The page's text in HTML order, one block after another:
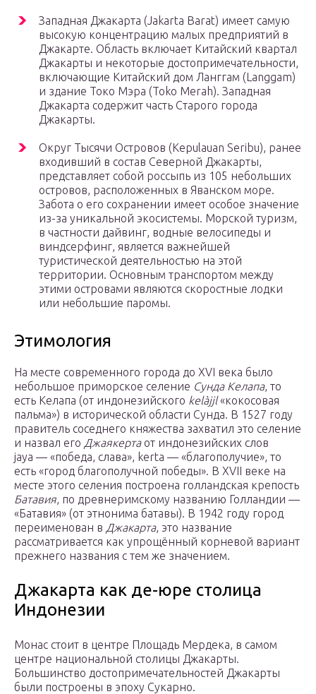
Западная Джакарта (Jakarta Barat) имеет самую
высокую концентрацию малых предприятий в
Джакарте. Область включает Китайский квартал
Джакарты и некоторые достопримечательности,
включающие Китайский дом Ланггам (Langgam)
и здание Токо Мэра (Toko Merah). Западная
Джакарта содержит часть Старого города
Джакарты.
Округ Тысячи Островов (Kepulauan Seribu), ранее
входивший в состав Северной Джакарты,
представляет собой россыпь из 105 небольших
островов, расположенных в Яванском море.
Забота о его сохранении имеет особое значение
из-за уникальной экосистемы. Морской туризм,
в частности дайвинг, водные велосипеды и
виндсерфинг, является важнейшей
туристической деятельностью на этой
территории. Основным транспортом между
этими островами являются скоростные лодки
или небольшие паромы.
Этимология
На месте современного города до XVI века было
небольшое приморское селение Сунда Келапа, то
есть Келапа (от индонезийского kelàjjl«кокосовая
пальма») в исторической области Сунда. В 1527 году
правитель соседнего княжества захватил это селение
и назвал его Джаякертаот индонезийских слов
jaya — «победа, слава», kerta — «благополучие», то
есть «город благополучной победы». В XVII веке на
месте этого селения построена голландская крепость
Батавия, по древнеримскому названию Голландии —
«Батавия» (от этнонима батавы). В 1942 году город
переименован в Джакарта, это название
рассматривается как упрощённый корневой вариант
прежнего названия с тем же значением.
Джакарта как де-юре столица
Индонезии
Монас стоит в центре Площадь Мердека, в самом
центре национальной столицы Джакарты.
Большинство достопримечательностей Джакарты
были построены в эпоху Сукарно.